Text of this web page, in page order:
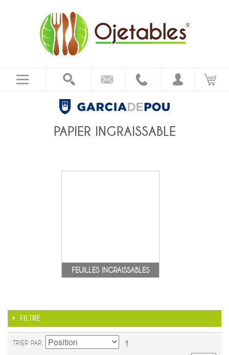
PAPIER INGRAISSABLE
FEUILLES INGRAISSABLES
FILTRE
TRIER PAR